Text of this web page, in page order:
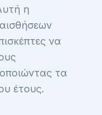
η
να
τα
έτους.